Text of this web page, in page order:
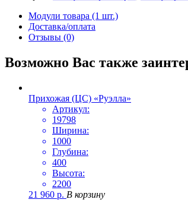
Модули товара (1 шт.)
Доставка/оплата
Отзывы (0)
Возможно Вас также
Прихожая (ЦС) «Руэлла»
Артикул:
19798
Ширина:
1000
Глубина:
400
Высота:
2200
21 960 р. В корзину